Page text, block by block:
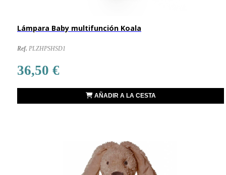
Lámpara Baby multifunción Koala
Ref. PLZHPSHSD1
36,50 €
AÑADIR A LA CESTA